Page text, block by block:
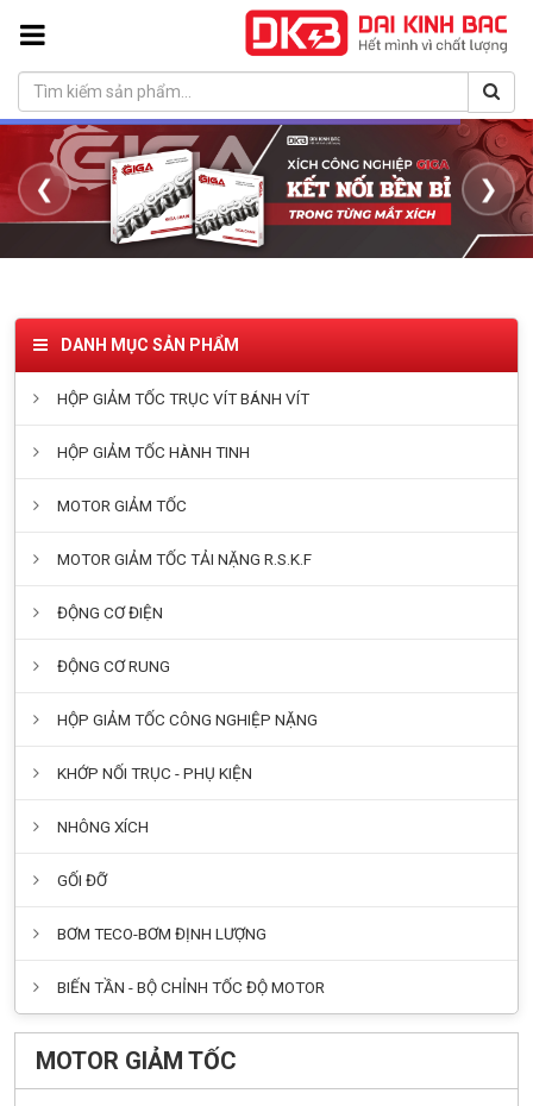
❮ ❯
DANH MỤC SẢN PHẨM
HỘP GIẢM TỐC TRỤC VÍT BÁNH VÍT
HỘP GIẢM TỐC HÀNH TINH
MOTOR GIẢM TỐC
MOTOR GIẢM TỐC TẢI NẶNG R.S.K.F
ĐỘNG CƠ ĐIỆN
ĐỘNG CƠ RUNG
HỘP GIẢM TỐC CÔNG NGHIỆP NẶNG
KHỚP NỐI TRỤC - PHỤ KIỆN
NHÔNG XÍCH
GỐI ĐỠ
BƠM TECO-BƠM ĐỊNH LƯỢNG
BIẾN TẦN - BỘ CHỈNH TỐC ĐỘ MOTOR
MOTOR GIẢM TỐC